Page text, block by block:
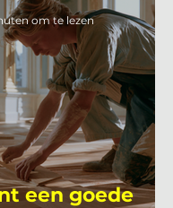
een goede
om te lezen